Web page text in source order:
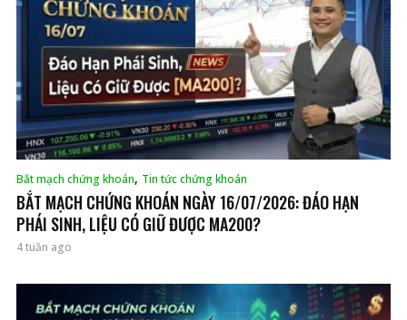
Bắt mạch chứng khoán, Tin tức chứng khoán
BẮT MẠCH CHỨNG KHOÁN NGÀY 16/07/2026: ĐÁO HẠN
PHÁI SINH, LIỆU CÓ GIỮ ĐƯỢC MA200?
4 tuần ago